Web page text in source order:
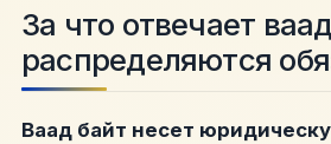
За что отвечает
распределяются
Ваад байт несет